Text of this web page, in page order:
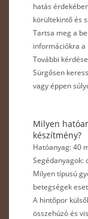
hatás
körültekintő és
Tartsa meg a
információkra a
További
Sürgősen
vagy éppen
Milyen
készítmény?
Hatóanyag: 40
Segédanyagok:
Milyen típusú
betegségek
A hintőpor
összehúzó és